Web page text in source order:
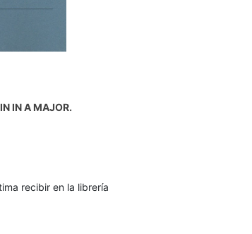
IN A MAJOR.
recibir en la librería